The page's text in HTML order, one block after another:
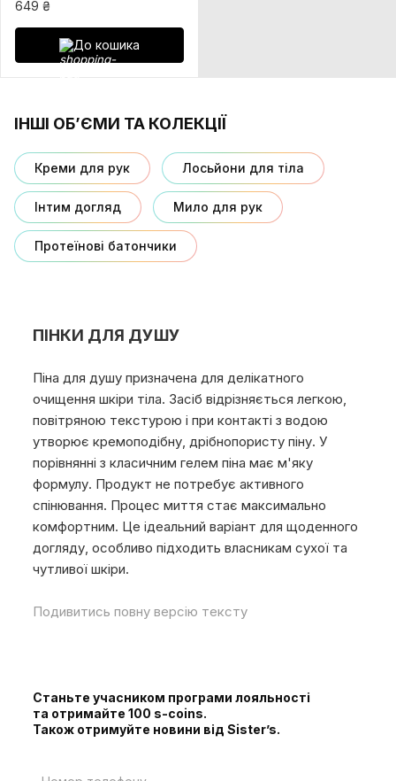
649 ₴
До кошика
ІНШІ ОБ’ЄМИ ТА КОЛЕКЦІЇ
Креми для рук Лосьйони для тіла
Інтим догляд Мило для рук
Протеїнові батончики
ПІНКИ ДЛЯ ДУШУ
Піна для душу призначена для делікатного
очищення шкіри тіла. Засіб відрізняється легкою,
повітряною текстурою і при контакті з водою
утворює кремоподібну, дрібнопористу піну. У
порівнянні з класичним гелем піна має м'яку
формулу. Продукт не потребує активного
спінювання. Процес миття стає максимально
комфортним. Це ідеальний варіант для щоденного
догляду, особливо підходить власникам сухої та
чутливої шкіри.
Подивитись повну версію тексту
Станьте учасником програми лояльності
та отримайте 100 s-coins.
Також отримуйте новини від Sister’s.